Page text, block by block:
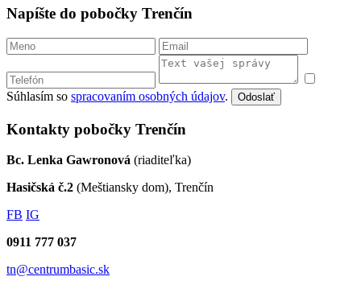
Napíšte do pobočky Trenčín
Súhlasím so spracovaním osobných údajov. Odoslať
Kontakty pobočky Trenčín
Bc. Lenka Gawronová (riaditeľka)
Hasičská č.2 (Meštiansky dom), Trenčín
FB IG
0911 777 037
tn@centrumbasic.sk